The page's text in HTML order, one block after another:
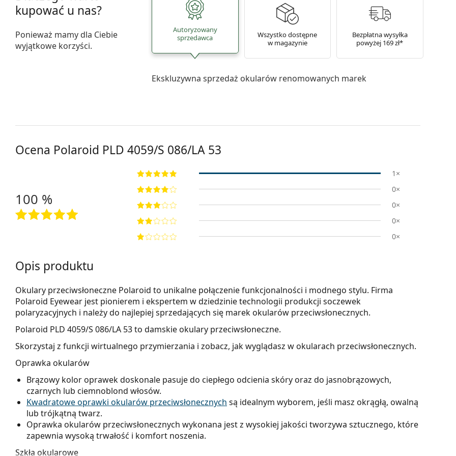
kupować u nas?
Ponieważ mamy dla Ciebie
wyjątkowe korzyści.
Autoryzowany
sprzedawca
Wszystko dostępne
w magazynie
Bezpłatna wysyłka
powyżej 169 zł*
Ekskluzywna sprzedaż okularów renomowanych marek
Ocena Polaroid PLD 4059/S 086/LA 53
100 %
1×
0×
0×
0×
0×
Opis produktu
Okulary przeciwsłoneczne Polaroid to unikalne połączenie funkcjonalności i modnego stylu. Firma
Polaroid Eyewear jest pionierem i ekspertem w dziedzinie technologii produkcji soczewek
polaryzacyjnych i należy do najlepiej sprzedających się marek okularów przeciwsłonecznych.
Polaroid PLD 4059/S 086/LA 53to damskie okulary przeciwsłoneczne.
Skorzystaj z funkcji wirtualnego przymierzania i zobacz, jak wyglądasz w okularach przeciwsłonecznych.
Oprawka okularów
Brązowy kolor oprawek doskonale pasuje do ciepłego odcienia skóry oraz do jasnobrązowych,
czarnych lub ciemnoblond włosów.
Kwadratowe oprawki okularów przeciwsłonecznych są idealnym wyborem, jeśli masz okrągłą, owalną
lub trójkątną twarz.
Oprawka okularów przeciwsłonecznych wykonana jest z wysokiej jakości tworzywa sztucznego, które
zapewnia wysoką trwałość i komfort noszenia.
Szkła okularowe